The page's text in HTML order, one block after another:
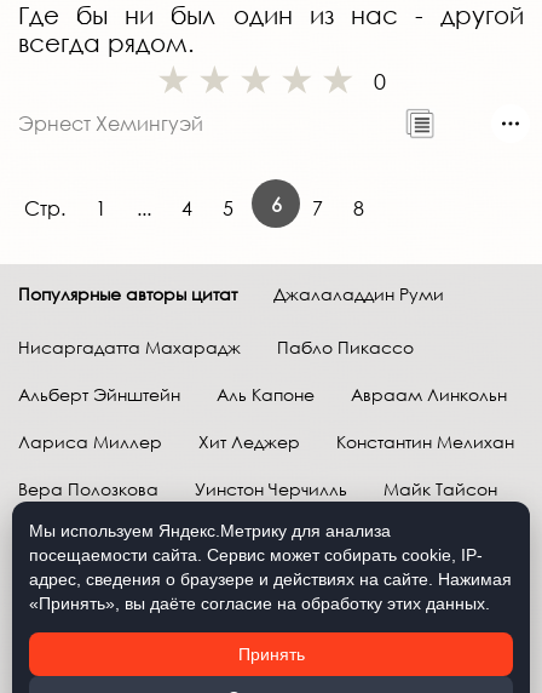
Где бы ни был один из нас - другой
всегда рядом.
0
Эрнест Хемингуэй
Стр. 1 ... 4 5 6 7 8
Популярные авторы цитат Джалаладдин Руми
Нисаргадатта Махарадж Пабло Пикассо
Альберт Эйнштейн Аль Капоне Авраам Линкольн
Лариса Миллер Хит Леджер Константин Мелихан
Вера Полозкова Уинстон Черчилль Майк Тайсон
Марк Твен Расул Гамзатов Грег Плитт
Далай-лама XIV Уоррен Баффетт
Давид Самойлов Антон Чехов Жан-Поль Сартр
Брюс Ли Бенджамин Франклин Лев Н. Толстой
Мы используем Яндекс.Метрику для анализа
посещаемости сайта. Сервис может собирать cookie, IP-
адрес, сведения о браузере и действиях на сайте. Нажимая
«Принять», вы даёте согласие на обработку этих данных.
Принять